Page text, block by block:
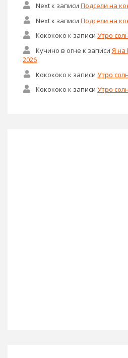
Nextк записи Подсели на
Nextк записи Подсели на
Кокококо к записи Утро
Кучино в огне к записи Я на
2026
Кокококо к записи Утро
Кокококо к записи Утро